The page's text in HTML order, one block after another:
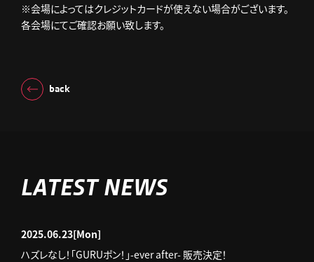
※会場によってはクレジットカードが使えない場合がございます。
各会場にてご確認お願い致します。
back
LATEST NEWS
2025.06.23[Mon]
ハズレなし！「GURUポン！」-ever after- 販売決定！